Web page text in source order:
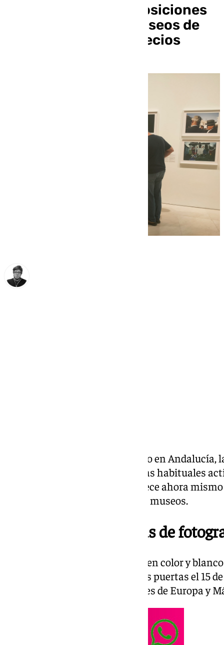
Un paseo por las exposiciones
temporales de los museos de
Málaga: horarios y precios
Este lunes 9 de diciembre festivo en
Málaga no decaen. Además de las habituales
ámbito expositivo la ciudad ofrece ahora
interesantes en sus principales museos.
Dos grandes muestras de
Urge ver la muestra fotográfica en color y
Museo Picasso, ya que cierra sus puertas el 15
éxito. Una colección de imágenes de Europa y